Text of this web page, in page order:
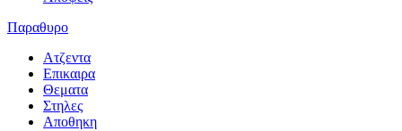
Παραθυρο
Ατζεντα
Επικαιρα
Θεματα
Στηλες
Αποθηκη